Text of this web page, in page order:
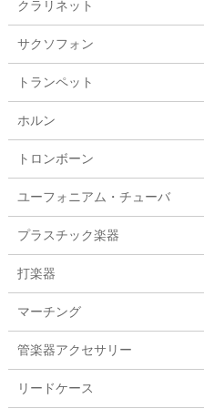
クラリネット
サクソフォン
トランペット
ホルン
トロンボーン
ユーフォニアム・チューバ
プラスチック楽器
打楽器
マーチング
管楽器アクセサリー
リードケース